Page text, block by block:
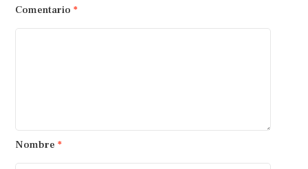
Comentario *
Nombre *